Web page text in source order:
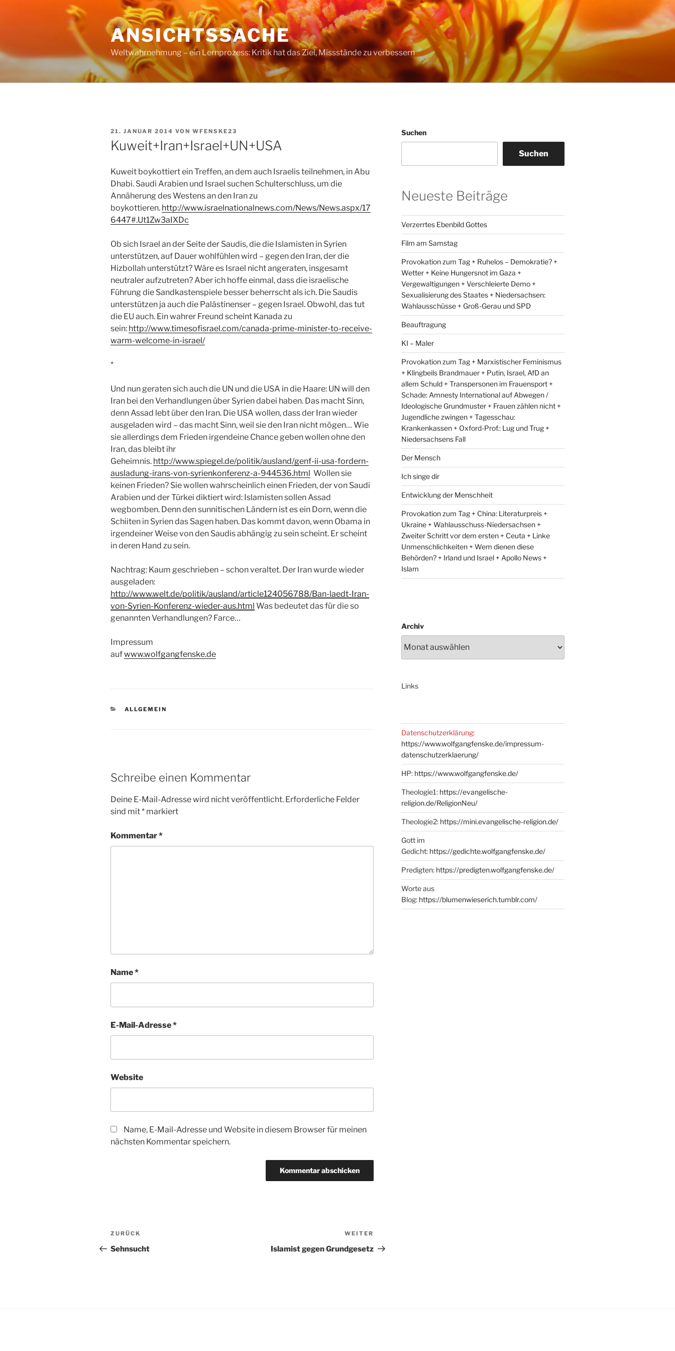
ANSICHTSSACHE
Weltwahrnehmung – ein Lernprozess: Kritik hat das Ziel, Missstände zu verbessern
VERÖFFENTLICHT
AM
21. JANUAR 2014 VON WFENSKE23
Kuweit+Iran+Israel+UN+USA
Kuweit boykottiert ein Treffen, an dem auch Israelis teilnehmen, in Abu
Dhabi. Saudi Arabien und Israel suchen Schulterschluss, um die
Annäherung des Westens an den Iran zu
boykottieren. http://www.israelnationalnews.com/News/News.aspx/17
6447#.Ut1Zw3aIXDc
Ob sich Israel an der Seite der Saudis, die die Islamisten in Syrien
unterstützen, auf Dauer wohlfühlen wird – gegen den Iran, der die
Hizbollah unterstützt? Wäre es Israel nicht angeraten, insgesamt
neutraler aufzutreten? Aber ich hoffe einmal, dass die israelische
Führung die Sandkastenspiele besser beherrscht als ich. Die Saudis
unterstützen ja auch die Palästinenser – gegen Israel. Obwohl, das tut
die EU auch. Ein wahrer Freund scheint Kanada zu
sein: http://www.timesofisrael.com/canada-prime-minister-to-receive-
warm-welcome-in-israel/
*
Und nun geraten sich auch die UN und die USA in die Haare: UN will den
Iran bei den Verhandlungen über Syrien dabei haben. Das macht Sinn,
denn Assad lebt über den Iran. Die USA wollen, dass der Iran wieder
ausgeladen wird – das macht Sinn, weil sie den Iran nicht mögen… Wie
sie allerdings dem Frieden irgendeine Chance geben wollen ohne den
Iran, das bleibt ihr
Geheimnis. http://www.spiegel.de/politik/ausland/genf-ii-usa-fordern-
ausladung-irans-von-syrienkonferenz-a-944536.html Wollen sie
keinen Frieden? Sie wollen wahrscheinlich einen Frieden, der von Saudi
Arabien und der Türkei diktiert wird: Islamisten sollen Assad
wegbomben. Denn den sunnitischen Ländern ist es ein Dorn, wenn die
Schiiten in Syrien das Sagen haben. Das kommt davon, wenn Obama in
irgendeiner Weise von den Saudis abhängig zu sein scheint. Er scheint
in deren Hand zu sein.
Nachtrag: Kaum geschrieben – schon veraltet. Der Iran wurde wieder
ausgeladen:
http://www.welt.de/politik/ausland/article124056788/Ban-laedt-Iran-
von-Syrien-Konferenz-wieder-aus.html Was bedeutet das für die so
genannten Verhandlungen? Farce…
Impressum
aufwww.wolfgangfenske.de
KATEGORIEN
ALLGEMEIN
Schreibe einen Kommentar
Deine E-Mail-Adresse wird nicht veröffentlicht. Erforderliche Felder
sind mit* markiert
Kommentar*
Name*
E-Mail-Adresse*
Website
Name, E-Mail-Adresse und Website in diesem Browser für meinen
nächsten Kommentar speichern.
Beitragsnavigation
Vorheriger
Beitrag
ZURÜCK
Sehnsucht
Beitrag
WEITER
Islamist gegen Grundgesetz
Suchen
Suchen
Neueste Beiträge
Verzerrtes Ebenbild Gottes
Film am Samstag
Provokation zum Tag + Ruhelos – Demokratie? +
Wetter + Keine Hungersnot im Gaza +
Vergewaltigungen + Verschleierte Demo +
Sexualisierung des Staates + Niedersachsen:
Wahlausschüsse + Groß-Gerau und SPD
Beauftragung
KI – Maler
Provokation zum Tag + Marxistischer Feminismus
+ Klingbeils Brandmauer + Putin, Israel, AfD an
allem Schuld + Transpersonen im Frauensport +
Schade: Amnesty International auf Abwegen /
Ideologische Grundmuster + Frauen zählen nicht +
Jugendliche zwingen + Tagesschau:
Krankenkassen + Oxford-Prof.: Lug und Trug +
Niedersachsens Fall
Der Mensch
Ich singe dir
Entwicklung der Menschheit
Provokation zum Tag + China: Literaturpreis +
Ukraine + Wahlausschuss-Niedersachsen +
Zweiter Schritt vor dem ersten + Ceuta + Linke
Unmenschlichkeiten + Wem dienen diese
Behörden? + Irland und Israel + Apollo News +
Islam
Archiv
Links
Datenschutzerklärung:
https://www.wolfgangfenske.de/impressum-
datenschutzerklaerung/
HP: https://www.wolfgangfenske.de/
Theologie1: https://evangelische-
religion.de/ReligionNeu/
Theologie2: https://mini.evangelische-religion.de/
Gott im
Gedicht: https://gedichte.wolfgangfenske.de/
Predigten: https://predigten.wolfgangfenske.de/
Worte aus
Blog: https://blumenwieserich.tumblr.com/